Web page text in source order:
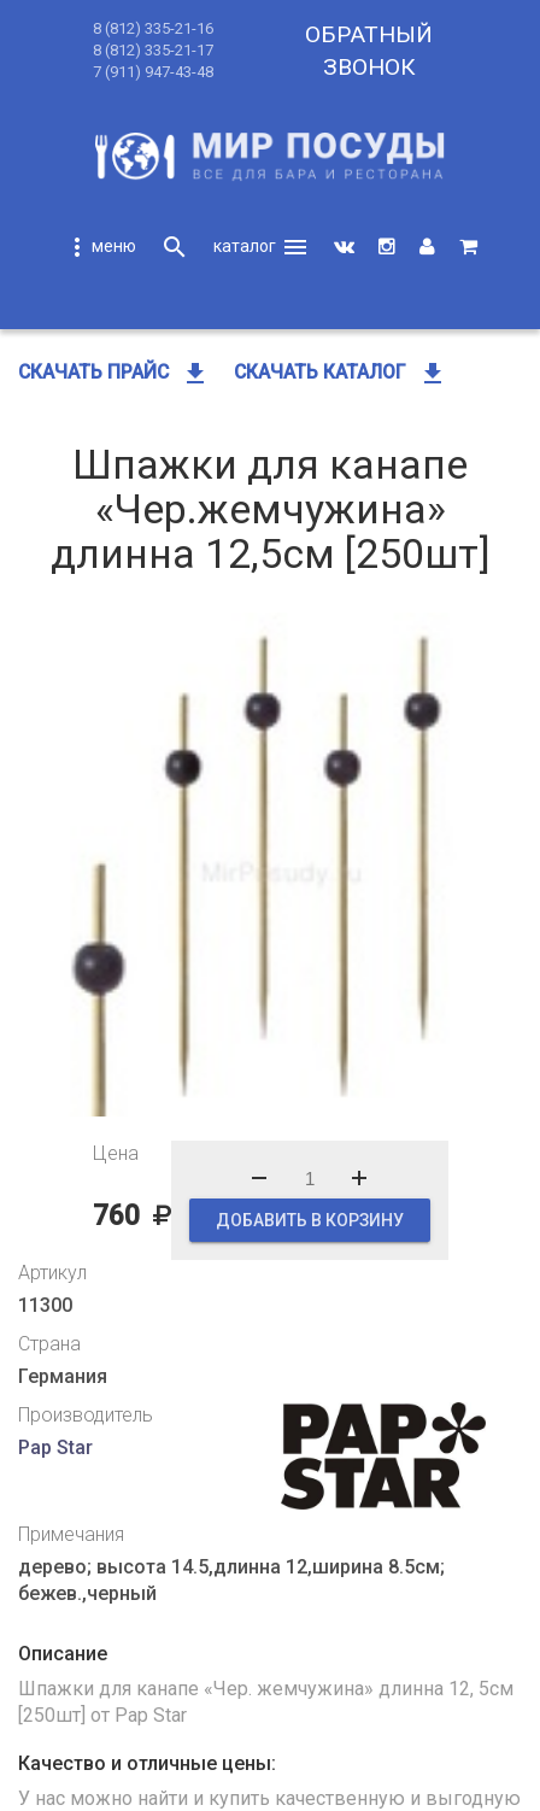
8 (812) 335-21-16
8 (812) 335-21-17
7 (911) 947-43-48
ОБРАТНЫЙ
ЗВОНОК
more_vert search
menu
СКАЧАТЬ ПРАЙС get_app СКАЧАТЬ КАТАЛОГ get_app
Шпажки для канапе
«Чер.жемчужина»
длинна 12,5см [250шт]
Цена
760 ДОБАВИТЬ В КОРЗИНУ
Артикул
11300
Страна
Германия
Производитель
Pap Star
Примечания
дерево; высота 14.5,длинна 12,ширина 8.5см;
бежев.,черный
Описание
Шпажки для канапе «Чер. жемчужина» длинна 12, 5см
[250шт] от Pap Star
Качество и отличные цены:
У нас можно найти и купить качественную и выгодную